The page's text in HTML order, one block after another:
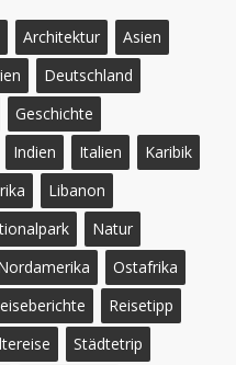
Architektur
Asien
Deutschland
Geschichte
Indien Italien
Karibik
Libanon
Natur
Ostafrika
Reisetipp
Städtetrip